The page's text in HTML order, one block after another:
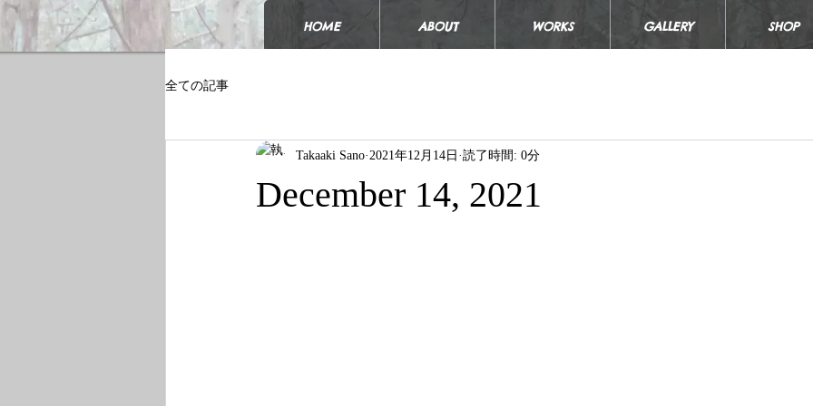
HOME ABOUT WORKS GALLERY SHOP
全ての記事
December 14, 2021
Takaaki Sano 2021年12月14日 読了時間: 0分